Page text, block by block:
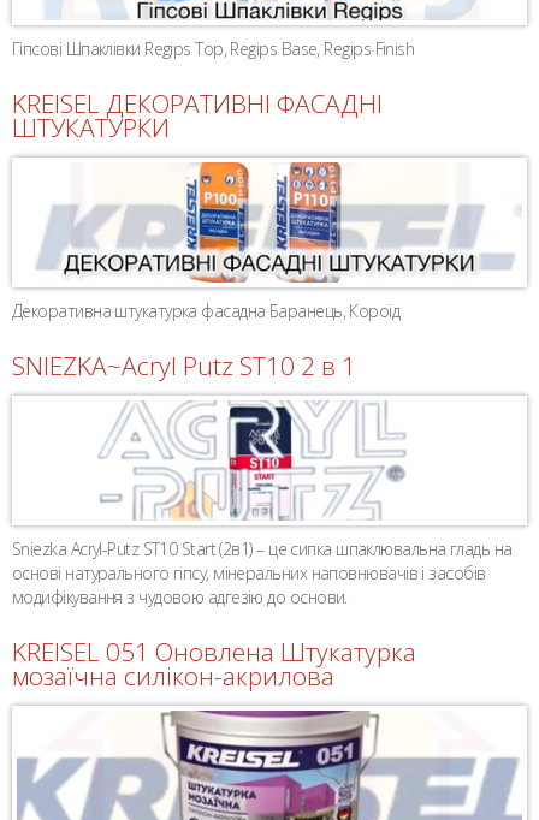
Гіпсові Шпаклівки Regips Top, Regips Base, Regips Finish
KREISEL ДЕКОРАТИВНІ ФАСАДНІ
ШТУКАТУРКИ
Декоративна штукатурка фасадна Баранець, Короїд
SNIEZKA~Acryl Putz ST10 2 в 1
Sniezka Acryl-Putz ST10 Start (2в1) – це сипка шпаклювальна гладь на
основі натурального гіпсу, мінеральних наповнювачів і засобів
модифікування з чудовою адгезію до основи.
KREISEL 051 Оновлена Штукатурка
мозаїчна силікон-акрилова